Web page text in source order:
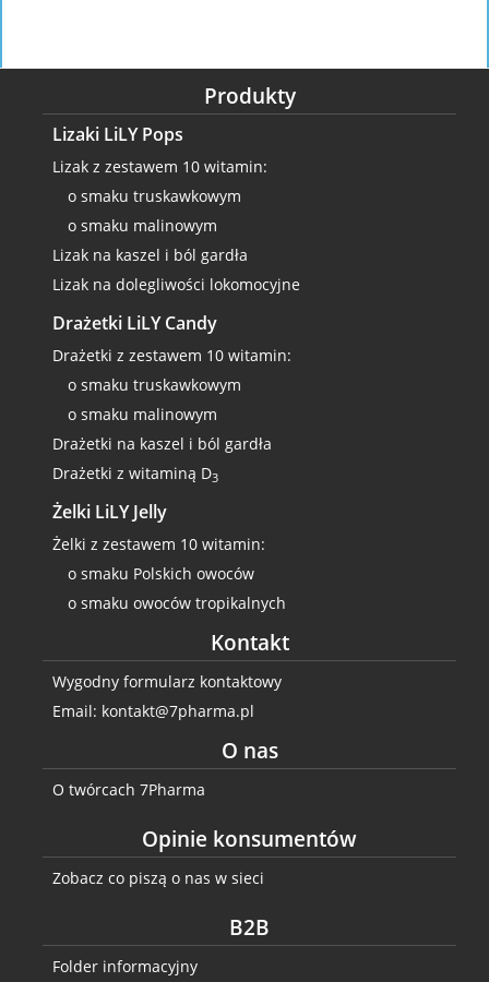
Produkty
Lizaki LiLY Pops
Lizak z zestawem 10 witamin:
o smaku truskawkowym
o smaku malinowym
Lizak na kaszel i ból gardła
Lizak na dolegliwości lokomocyjne
Drażetki LiLY Candy
Drażetki z zestawem 10 witamin:
o smaku truskawkowym
o smaku malinowym
Drażetki na kaszel i ból gardła
Drażetki z witaminą D3
Żelki LiLY Jelly
Żelki z zestawem 10 witamin:
o smaku Polskich owoców
o smaku owoców tropikalnych
Kontakt
Wygodny formularz kontaktowy
Email: kontakt@7pharma.pl
O nas
O twórcach 7Pharma
Opinie konsumentów
Zobacz co piszą o nas w sieci
B2B
Folder informacyjny